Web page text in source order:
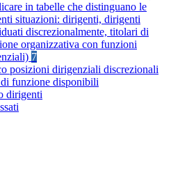
in tabelle che distinguano le
situazioni: dirigenti, dirigenti
discrezionalmente, titolari di
organizzativa con funzioni
7
posizioni dirigenziali discrezionali
funzione disponibili
dirigenti